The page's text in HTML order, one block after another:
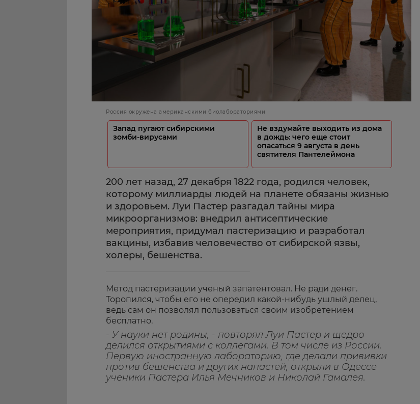
Россия окружена американскими биолабораториями
Запад пугают сибирскими
зомби-вирусами
Не вздумайте выходить из дома
в дождь: чего еще стоит
опасаться 9 августа в день
святителя Пантелеймона
200 лет назад, 27 декабря 1822 года, родился человек,
которому миллиарды людей на планете обязаны жизнью
и здоровьем. Луи Пастер разгадал тайны мира
микроорганизмов: внедрил антисептические
мероприятия, придумал пастеризацию и разработал
вакцины, избавив человечество от сибирской язвы,
холеры, бешенства.
Метод пастеризации ученый запатентовал. Не ради денег.
Торопился, чтобы его не опередил какой-нибудь ушлый делец,
ведь сам он позволял пользоваться своим изобретением
бесплатно.
- У науки нет родины, - повторял Луи Пастер и щедро
делился открытиями с коллегами. В том числе из России.
Первую иностранную лабораторию, где делали прививки
против бешенства и других напастей, открыли в Одессе
ученики Пастера Илья Мечников и Николай Гамалея.